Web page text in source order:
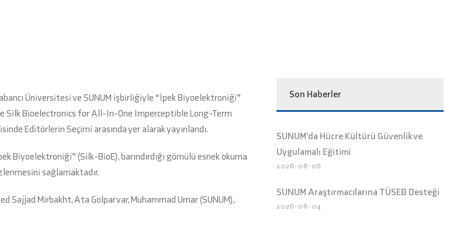
Üniversitesi ve SUNUM işbirliğiyle “İpek Biyoelektroniği”
Silk Bioelectronics for All-In-One Imperceptible Long-Term
Editörlerin Seçimi arasında yer alarak yayınlandı.
Biyoelektroniği” (Silk-BioE), barındırdığı gömülü esnek okuma
sağlamaktadır.
Sajjad Mirbakht, Ata Golparvar, Muhammad Umar (SUNUM),
Son Haberler
SUNUM’da Hücre Kültürü Güvenlik ve
Uygulamalı Eğitimi
2026-08-06
SUNUM Araştırmacılarına TÜSEB Desteği
2026-08-04